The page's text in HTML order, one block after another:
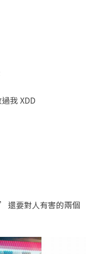
我 XDD
還要對人有害的兩個